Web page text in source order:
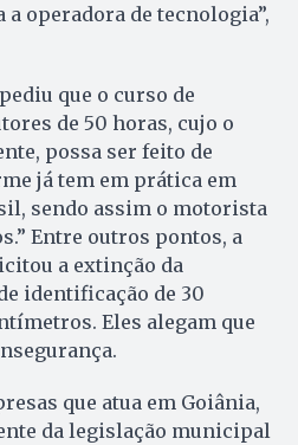
operadora de tecnologia”,
que o curso de
de 50 horas, cujo o
possa ser feito de
já tem em prática em
sendo assim o motorista
Entre outros pontos, a
a extinção da
identificação de 30
Eles alegam que
que atua em Goiânia,
da legislação municipal